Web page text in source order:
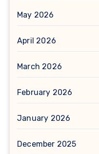
May 2026
April 2026
March 2026
February 2026
January 2026
December 2025